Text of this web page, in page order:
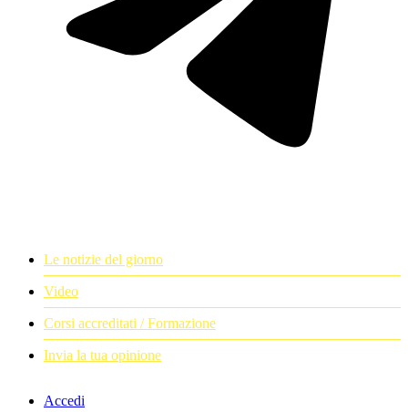
Le notizie del giorno
Video
Corsi accreditati / Formazione
Invia la tua opinione
Accedi